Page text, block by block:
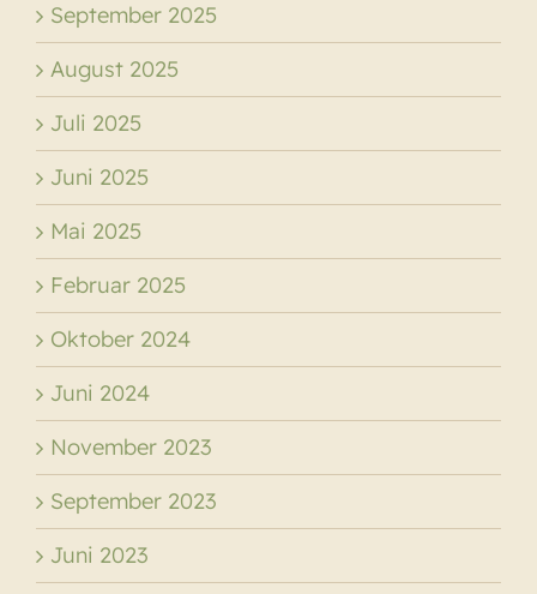
September 2025
August 2025
Juli 2025
Juni 2025
Mai 2025
Februar 2025
Oktober 2024
Juni 2024
November 2023
September 2023
Juni 2023